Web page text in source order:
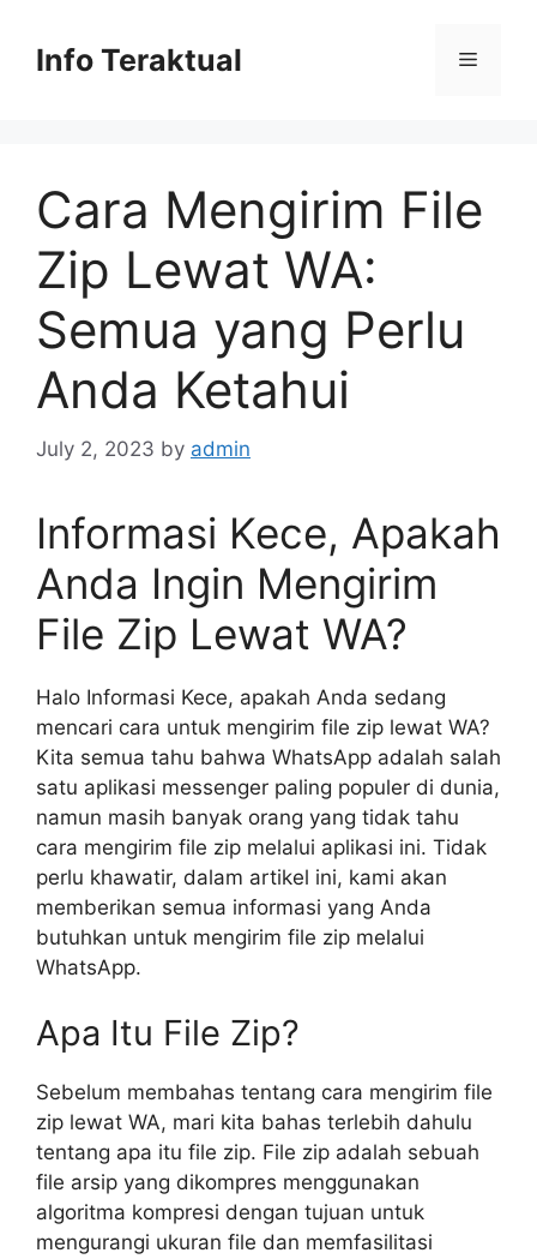
contentInfo Teraktual Menu
Cara Mengirim File
Zip Lewat WA:
Semua yang Perlu
Anda Ketahui
July 2, 2023 by admin
Informasi Kece, Apakah
Anda Ingin Mengirim
File Zip Lewat WA?
Halo Informasi Kece, apakah Anda sedang
mencari cara untuk mengirim file zip lewat WA?
Kita semua tahu bahwa WhatsApp adalah salah
satu aplikasi messenger paling populer di dunia,
namun masih banyak orang yang tidak tahu
cara mengirim file zip melalui aplikasi ini. Tidak
perlu khawatir, dalam artikel ini, kami akan
memberikan semua informasi yang Anda
butuhkan untuk mengirim file zip melalui
WhatsApp.
Apa Itu File Zip?
Sebelum membahas tentang cara mengirim file
zip lewat WA, mari kita bahas terlebih dahulu
tentang apa itu file zip. File zip adalah sebuah
file arsip yang dikompres menggunakan
algoritma kompresi dengan tujuan untuk
mengurangi ukuran file dan memfasilitasi